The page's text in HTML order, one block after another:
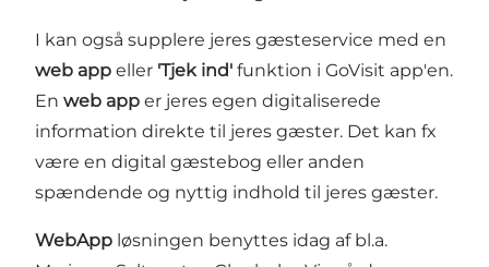
I kan også supplere jeres gæsteservice med en
web app eller 'Tjek ind' funktion i GoVisit app'en.
En web app er jeres egen digitaliserede
information direkte til jeres gæster. Det kan fx
være en digital gæstebog eller anden
spændende og nyttig indhold til jeres gæster.
WebApp løsningen benyttes idag af bl.a.